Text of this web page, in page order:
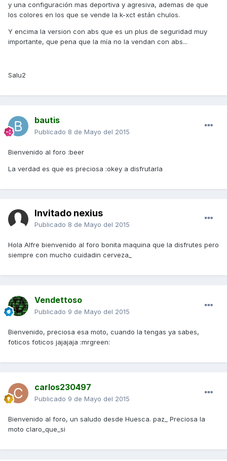
y una configuración mas deportiva y agresiva, ademas de que
los colores en los que se vende la k-xct están chulos.
Y encima la version con abs que es un plus de seguridad muy
importante, que pena que la mía no la vendan con abs...
Salu2
bautis
Publicado 8 de Mayo del 2015
Bienvenido al foro :beer
La verdad es que es preciosa :okey a disfrutarla
Invitado nexius
Publicado 8 de Mayo del 2015
Hola Alfre bienvenido al foro bonita maquina que la disfrutes pero
siempre con mucho cuidadin cerveza_
Vendettoso
Publicado 9 de Mayo del 2015
Bienvenido, preciosa esa moto, cuando la tengas ya sabes,
foticos foticos jajajaja :mrgreen:
carlos230497
Publicado 9 de Mayo del 2015
Bienvenido al foro, un saludo desde Huesca. paz_ Preciosa la
moto claro_que_si